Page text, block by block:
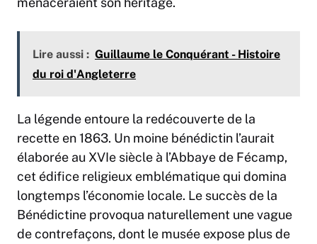
Lire aussi : Guillaume le Conquérant - Histoire
du roi d'Angleterre
La légende entoure la redécouverte de la
recette en 1863. Un moine bénédictin l’aurait
élaborée au XVIe siècle à l’Abbaye de Fécamp,
cet édifice religieux emblématique qui domina
longtemps l’économie locale. Le succès de la
Bénédictine provoqua naturellement une vague
de contrefaçons, dont le musée expose plus de